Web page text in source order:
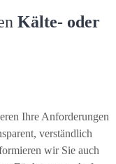
Kälte- oder
Ihre Anforderungen
verständlich
wir Sie auch